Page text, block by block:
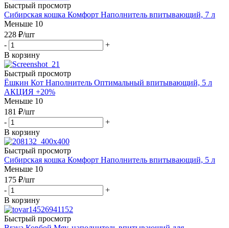
Быстрый просмотр
Сибирская кошка Комфорт Наполнитель впитывающий, 7 л
Меньше 10
228 ₽/шт
-
+
В корзину
Быстрый просмотр
Ёшкин Кот Наполнитель Оптимальный впитывающий, 5 л
АКЦИЯ +20%
Меньше 10
181 ₽/шт
-
+
В корзину
Быстрый просмотр
Сибирская кошка Комфорт Наполнитель впитывающий, 5 л
Меньше 10
175 ₽/шт
-
+
В корзину
Быстрый просмотр